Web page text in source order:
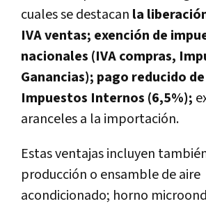
cuales se destacan la
IVA ventas; exención de
nacionales (IVA compras,
Ganancias); pago reducido
Impuestos Internos (6,5%);
aranceles a la importación.
Estas ventajas incluyen
producción o ensamble de aire
acondicionado; horno